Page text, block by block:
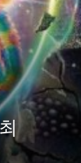
미니게임
미니게임